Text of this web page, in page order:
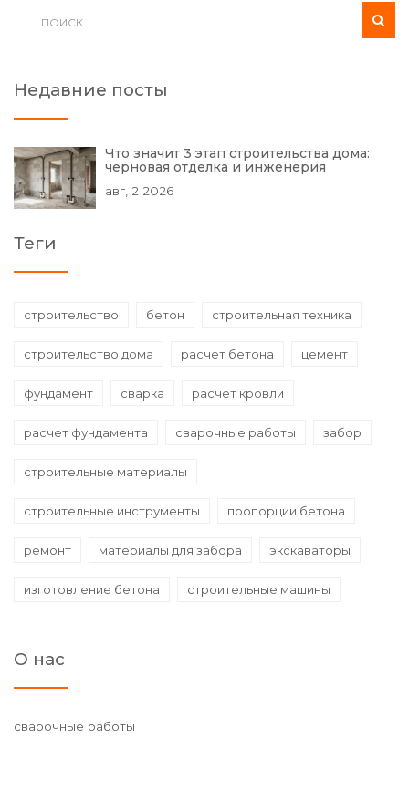
Недавние посты
Что значит 3 этап строительства дома:
черновая отделка и инженерия
авг, 2 2026
Теги
строительство бетон строительная техника
строительство дома расчет бетона цемент
фундамент сварка расчет кровли
расчет фундамента сварочные работы забор
строительные материалы
строительные инструменты пропорции бетона
ремонт материалы для забора экскаваторы
изготовление бетона строительные машины
О нас
сварочные работы